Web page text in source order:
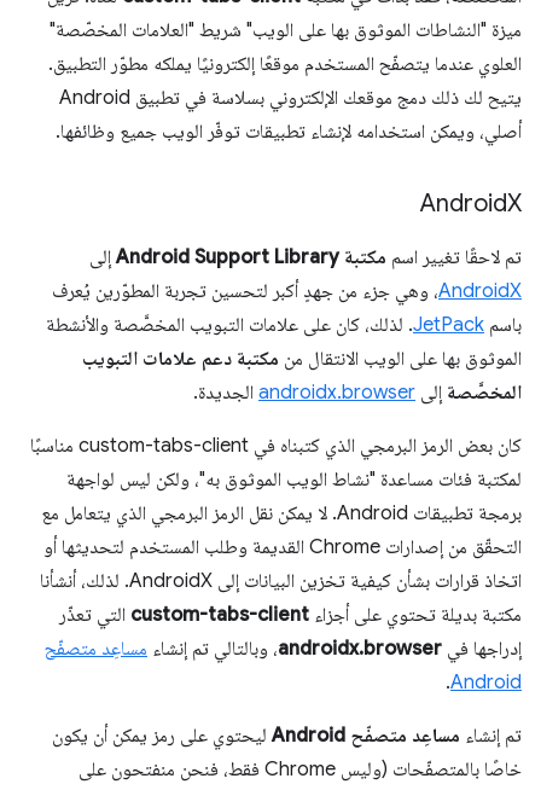
ميزة "النشاطات الموثوق بها على الويب" شريط "العلامات المخصّصة"
العلوي عندما يتصفّح المستخدم موقعًا إلكترونيًا يملكه مطوّر التطبيق.
يتيح لك ذلك دمج موقعك الإلكتروني بسلاسة في تطبيق Android
أصلي، ويمكن استخدامه لإنشاء تطبيقات توفّر الويب جميع وظائفها.
AndroidX
تم لاحقًا تغيير اسم مكتبة Android Support Library
إلى
AndroidX، وهي جزء من جهدٍ أكبر لتحسين تجربة المطوّرين يُعرف
باسم JetPack. لذلك، كان على علامات التبويب المخصَّصة والأنشطة
الموثوق بها على الويب الانتقال من مكتبة دعم علامات التبويب
المخصَّصة إلى androidx.browser الجديدة.
كان بعض الرمز البرمجي الذي كتبناه في custom-tabs-client مناسبًا
لمكتبة فئات مساعدة "نشاط الويب الموثوق به"، ولكن ليس لواجهة
برمجة تطبيقات Android. لا يمكن نقل الرمز البرمجي الذي يتعامل مع
التحقّق من إصدارات Chrome القديمة وطلب المستخدم لتحديثها أو
اتخاذ قرارات بشأن كيفية تخزين البيانات إلى AndroidX. لذلك، أنشأنا
مكتبة بديلة تحتوي على أجزاء custom-tabs-client التي تعذّر
إدراجها في androidx.browser، وبالتالي تم إنشاء مساعِد متصفّح
Android
.
تم إنشاء مساعِد متصفّح Android
ليحتوي على رمز يمكن أن يكون
خاصًا بالمتصفّحات (وليس Chrome فقط، فنحن منفتحون على